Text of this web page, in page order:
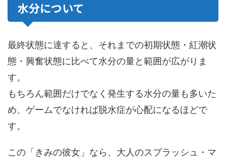
水分について
最終状態に達すると、それまでの初期状態・紅潮状
態・興奮状態に比べて水分の量と範囲が広がりま
す。
もちろん範囲だけでなく発生する水分の量も多いた
め、ゲームでなければ脱水症が心配になるほどで
す。
この「きみの彼女」なら、大人のスプラッシュ・マ